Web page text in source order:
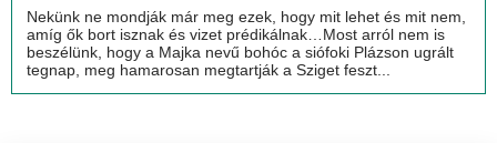
Nekünk ne mondják már meg ezek, hogy mit lehet és mit nem,
amíg ők bort isznak és vizet prédikálnak…Most arról nem is
beszélünk, hogy a Majka nevű bohóc a siófoki Plázson ugrált
tegnap, meg hamarosan megtartják a Sziget feszt...